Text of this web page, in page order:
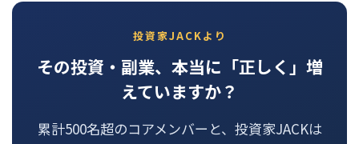
投資家JACKより
その投資・副業、本当に「正しく」増
えていますか？
累計500名超のコアメンバーと、投資家JACKは